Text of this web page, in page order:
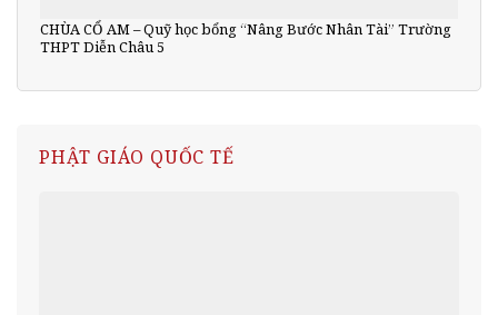
CHÙA CỔ AM – Quỹ học bổng “Nâng Bước Nhân Tài” Trường
THPT Diễn Châu 5
PHẬT GIÁO QUỐC TẾ